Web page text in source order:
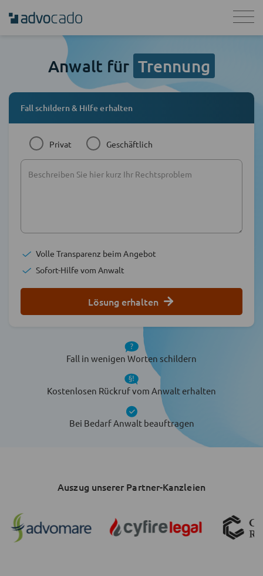
Anwalt für Trennung
Fall schildern & Hilfe erhalten
Privat Geschäftlich
Volle Transparenz beim Angebot
Sofort-Hilfe vom Anwalt
Lösung erhalten
Fall in wenigen Worten schildern
Kostenlosen Rückruf vom Anwalt erhalten
Bei Bedarf Anwalt beauftragen
Auszug unserer Partner-Kanzleien